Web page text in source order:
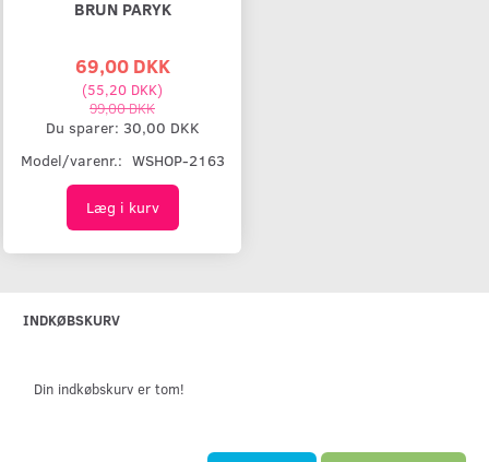
BRUN PARYK
69,00 DKK
(55,20 DKK)
99,00 DKK
Du sparer: 30,00 DKK
Model/varenr.: WSHOP-2163
Læg i kurv
INDKØBSKURV
Din indkøbskurv er tom!